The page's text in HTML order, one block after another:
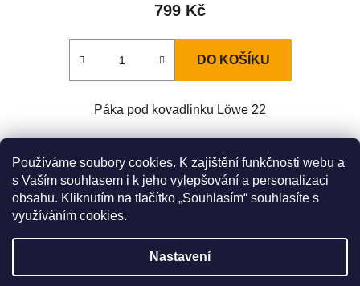
Používáme soubory cookies. K zajištění funkčnosti webu a
s Vaším souhlasem i k jeho vylepšování a personalizaci
obsahu. Kliknutím na tlačítko „Souhlasím“ souhlasíte s
využíváním cookies.
Nastavení
Výrobce ke dni 27. 5. 2026 oficiálně pozastavil prodej nůžek řady
9. Inovovaná sada modelů řady 9 bude k dispozici zřejmě na
799 Kč
DO KOŠÍKU
Páka pod kovadlinku Löwe 22
Zboží.cz Heureka.cz
Original LÖWE Germany
LÖWE na Youtube